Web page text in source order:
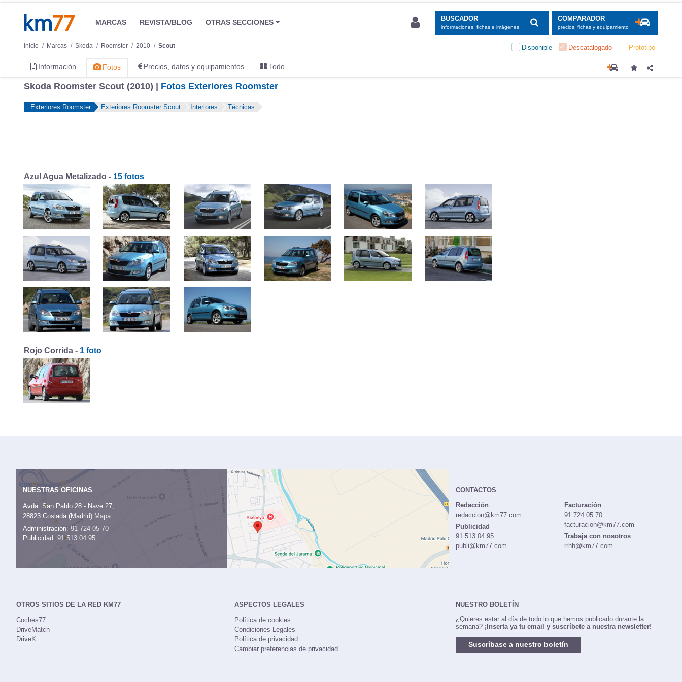
MARCAS REVISTA/BLOG OTRAS SECCIONES BUSCADOR
informaciones, fichas e imágenes
COMPARADOR
precios, fichas y equipamiento
Inicio Marcas Skoda Roomster 2010 Scout Disponible Descatalogado Prototipo
Información Fotos Precios, datos y equipamientos Todo
Skoda Roomster Scout (2010) | Fotos Exteriores Roomster
Exteriores Roomster Exteriores Roomster Scout Interiores Técnicas
Azul Agua Metalizado - 15 fotos
Rojo Corrida - 1 foto
NUESTRAS OFICINAS
Avda. San Pablo 28 - Nave 27,
28823 Coslada (Madrid) Mapa
Administración:91 724 05 70
Publicidad: 91 513 04 95
CONTACTOS
Redacción
redaccion@km77.com
Publicidad
91 513 04 95
publi@km77.com
Facturación
91 724 05 70
facturacion@km77.com
Trabaja con nosotros
rrhh@km77.com
OTROS SITIOS DE LA RED KM77
Coches77
DriveMatch
DriveK
ASPECTOS LEGALES
Política de cookies
Condiciones Legales
Política de privacidad
Cambiar preferencias de privacidad
NUESTRO BOLETÍN
¿Quieres estar al día de todo lo que hemos publicado durante la
semana? ¡Inserta ya tu email y suscríbete a nuestra newsletter!
Suscríbase a nuestro boletín